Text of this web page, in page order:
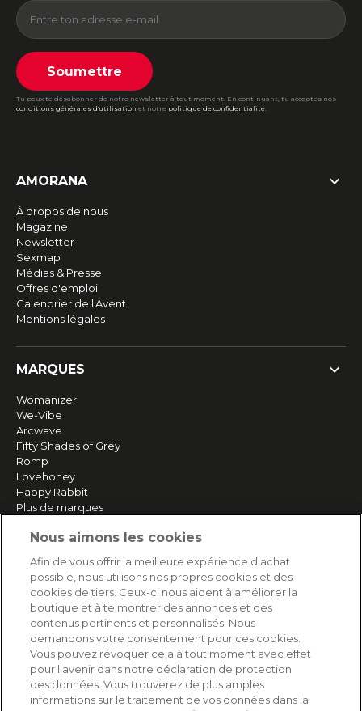
Soumettre
Tu peux te désabonner de notre newsletter à tout moment. En continuant, tu acceptes nos
conditions générales d'utilisation et notre politique de confidentialité.
AMORANA
À propos de nous
Magazine
Newsletter
Sexmap
Médias & Presse
Offres d'emploi
Calendrier de l'Avent
Mentions légales
MARQUES
Womanizer
We-Vibe
Arcwave
Fifty Shades of Grey
Romp
Lovehoney
Happy Rabbit
Plus de marques
SERVICE
Livraison rapide et gratuite
Retours & remboursements
Paiement sécurisé
AIDE
Nous aimons les cookies
Afin de vous offrir la meilleure expérience d'achat
possible, nous utilisons nos propres cookies et des
cookies de tiers. Ceux-ci nous aident à améliorer la
boutique et à te montrer des annonces et des
contenus pertinents et personnalisés. Nous
demandons votre consentement pour ces cookies.
Vous pouvez révoquer cela à tout moment avec effet
pour l'avenir dans notre déclaration de protection
des données. Vous trouverez de plus amples
informations sur le traitement de vos données dans la